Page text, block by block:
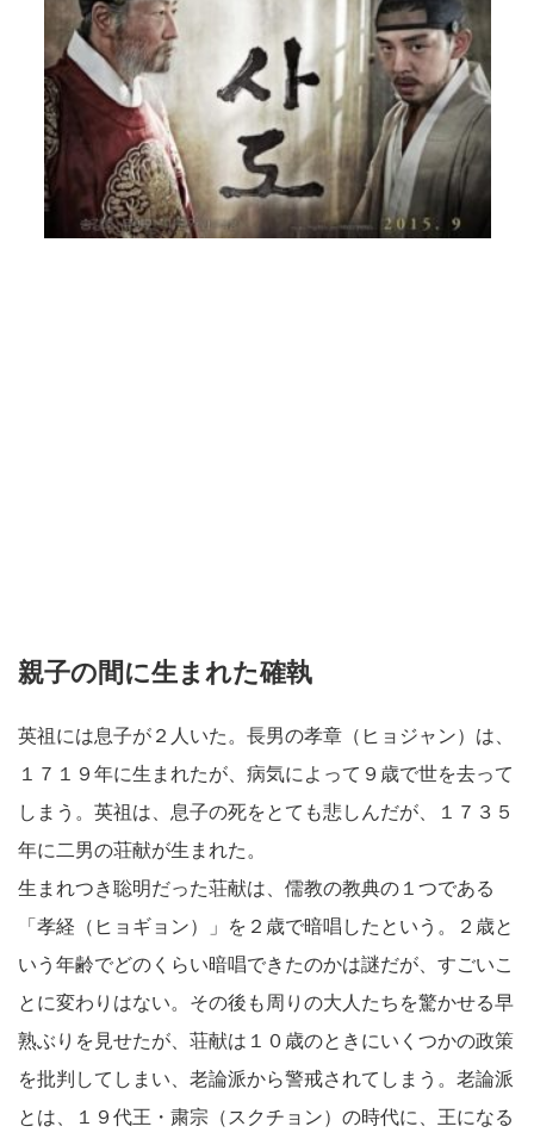
親子の間に生まれた確執
英祖には息子が２人いた。長男の孝章（ヒョジャン）は、
１７１９年に生まれたが、病気によって９歳で世を去って
しまう。英祖は、息子の死をとても悲しんだが、１７３５
年に二男の荘献が生まれた。
生まれつき聡明だった荘献は、儒教の教典の１つである
「孝経（ヒョギョン）」を２歳で暗唱したという。２歳と
いう年齢でどのくらい暗唱できたのかは謎だが、すごいこ
とに変わりはない。その後も周りの大人たちを驚かせる早
熟ぶりを見せたが、荘献は１０歳のときにいくつかの政策
を批判してしまい、老論派から警戒されてしまう。老論派
とは、１９代王・粛宗（スクチョン）の時代に、王になる